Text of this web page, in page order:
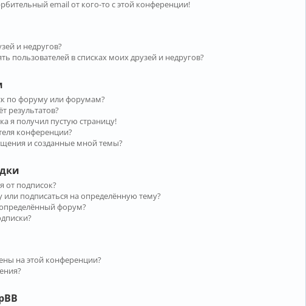
email от кого-то с этой конференции!
и недругов?
пользователей в списках моих друзей и недругов?
по форуму или форумам?
результатов?
я получил пустую страницу!
конференции?
и созданные мной темы?
от подписок?
или подписаться на определённую тему?
форум?
на этой конференции?